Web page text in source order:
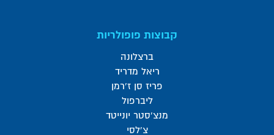
קבוצות פופולריות
ברצלונה
ריאל מדריד
פריז סן ז'רמן
ליברפול
מנצ'סטר יונייטד
צ'לסי